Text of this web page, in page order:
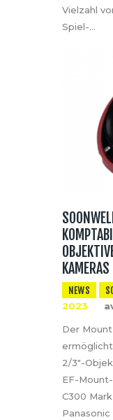
Vielzahl
Spiel-…
KAMERAS
NEWS
2023
Der
2/3″-
EF-
C300